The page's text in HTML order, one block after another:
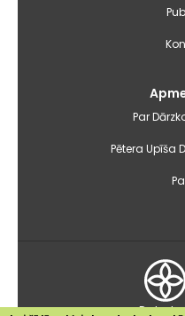
Par
Pētera Upīša
Dobele